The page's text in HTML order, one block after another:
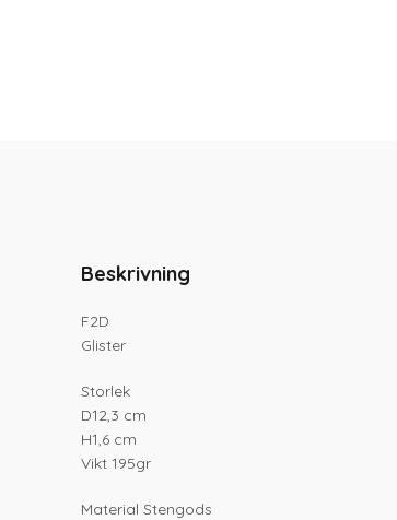
Beskrivning
F2D
Glister
Storlek
D12,3 cm
H1,6 cm
Vikt 195gr
Material Stengods